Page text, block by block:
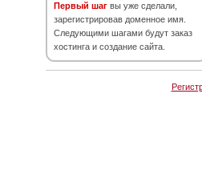
Первый шаг вы уже сделали,
зарегистрировав доменное имя.
Следующими шагами будут заказ
хостинга и создание сайта.